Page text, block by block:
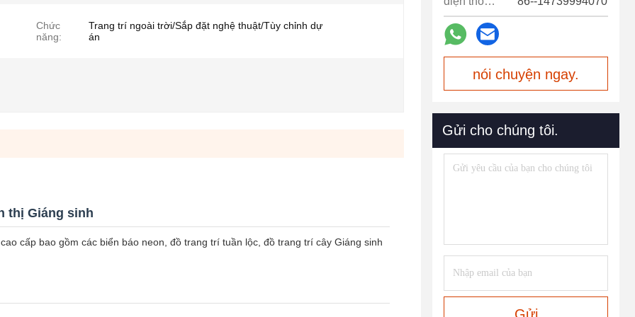
Chức
năng:
Trang trí ngoài trời/Sắp đặt nghệ thuật/Tùy chỉnh dự
án
thị Giáng sinh
cấp bao gồm các biển báo neon, đồ trang trí tuần lộc, đồ trang trí cây Giáng sinh
nói chuyện ngay.
Gửi cho chúng tôi.